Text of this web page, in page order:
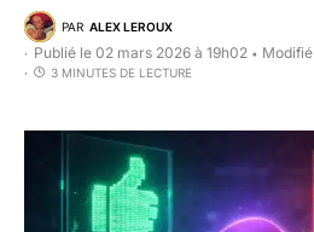
PAR ALEX LEROUX
Publié le 02 mars 2026 à 19h02 •
3 MINUTES DE LECTURE